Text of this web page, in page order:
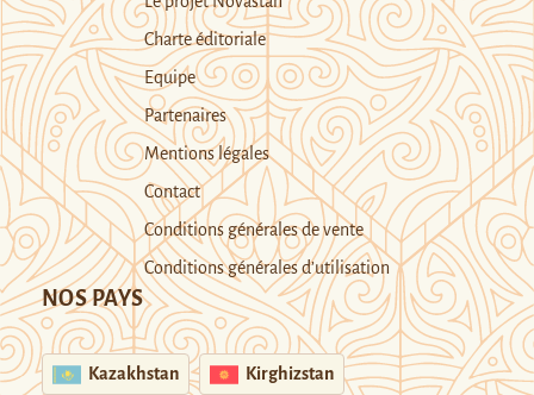
Charte éditoriale
Equipe
Partenaires
Mentions légales
Contact
Conditions générales de vente
Conditions générales d’utilisation
NOS PAYS
Kazakhstan Kirghizstan